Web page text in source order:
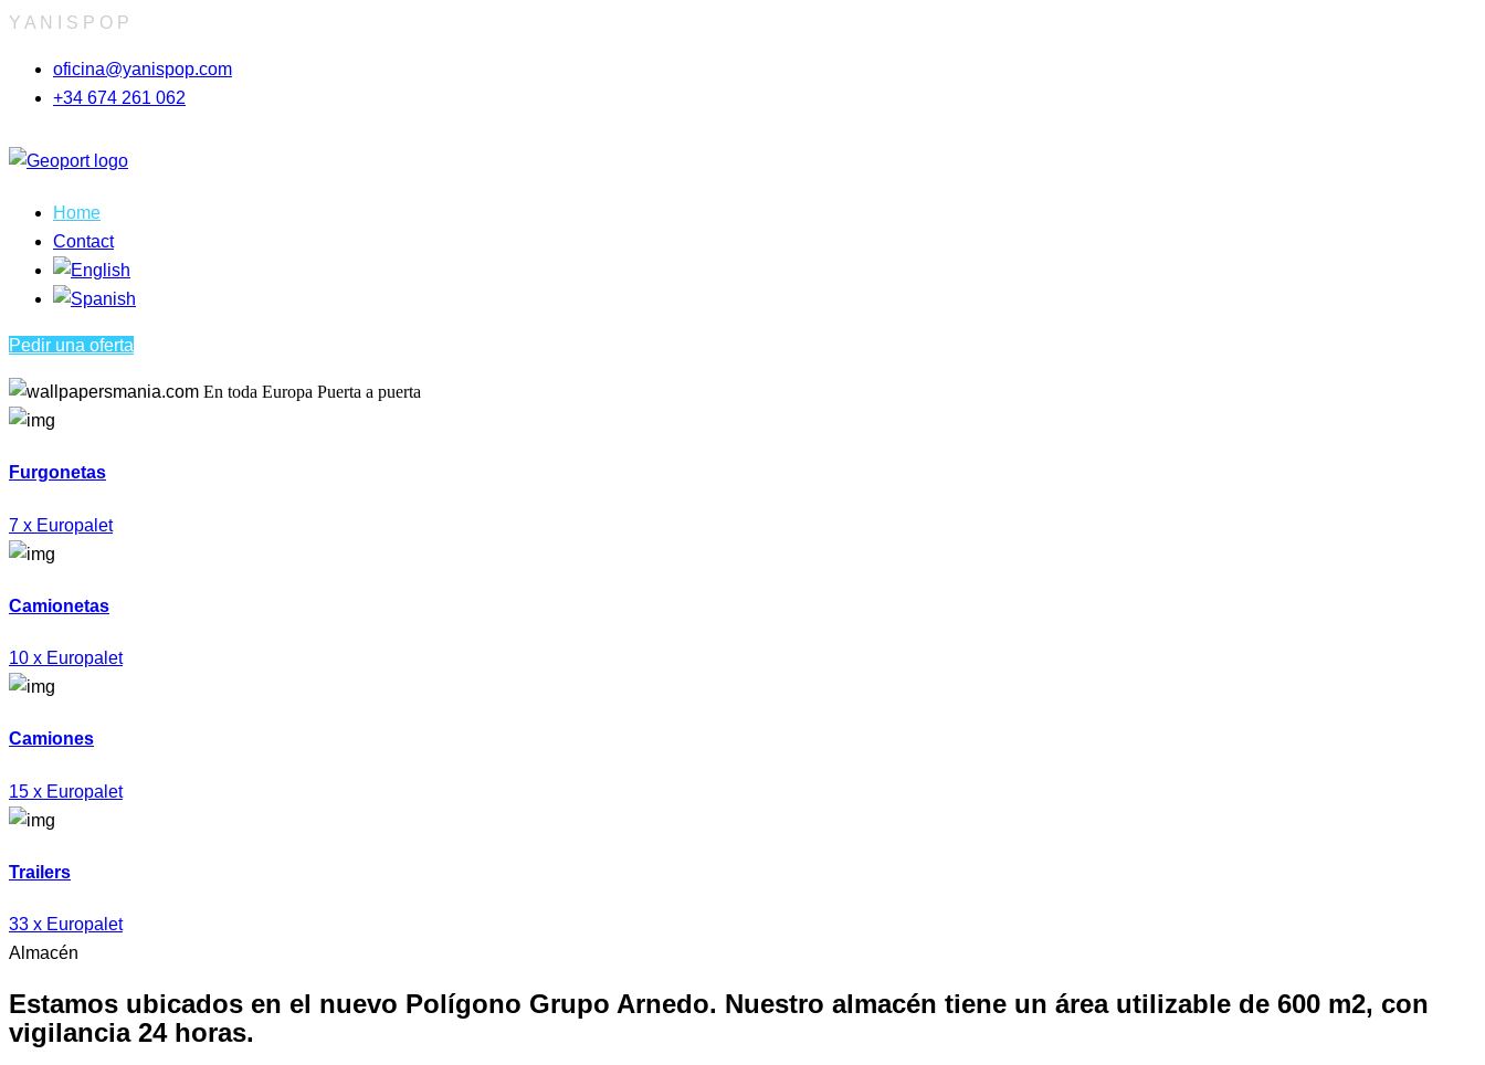
Y A N S P O P
oficina@yanispop.com
+34 674 261 062
Home
Contact
Pedir una oferta
En toda Europa Puerta a puerta
Furgonetas
7 x Europalet
Camionetas
10 x Europalet
Camiones
15 x Europalet
Trailers
33 x Europalet
Almacén
Estamos ubicados en el nuevo Polígono Grupo Arnedo. Nuestro almacén tiene un área utilizable de 600 m2, con
vigilancia 24 horas.